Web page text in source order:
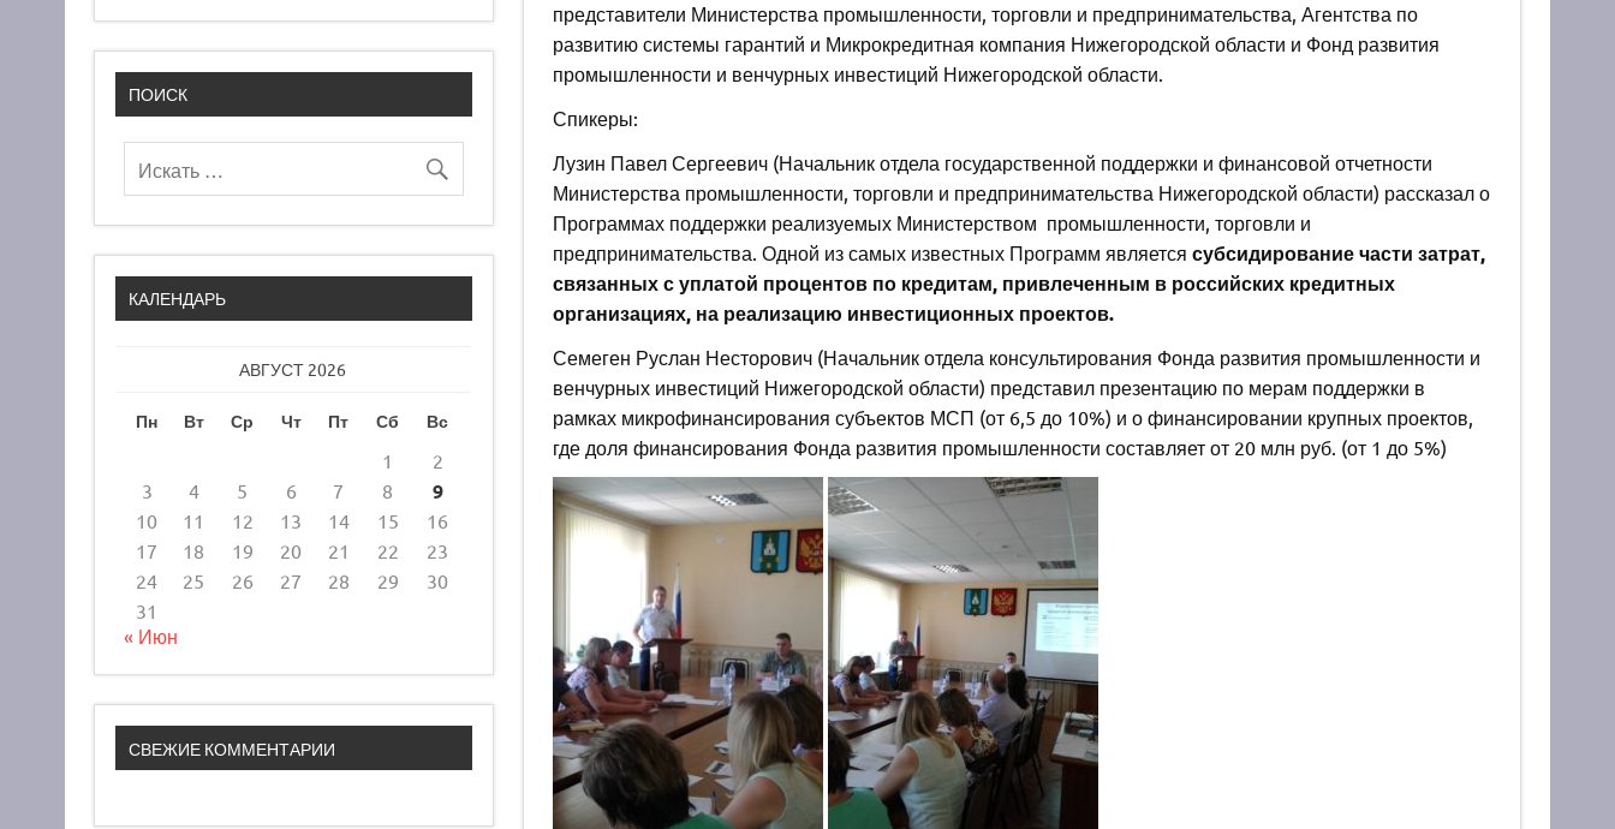
представители Министерства промышленности, торговли и предпринимательства, Агентства по
развитию системы гарантий и Микрокредитная компания Нижегородской области и Фонд развития
промышленности и венчурных инвестиций Нижегородской области.
Спикеры:
Лузин Павел Сергеевич (Начальник отдела государственной поддержки и финансовой отчетности
Министерства промышленности, торговли и предпринимательства Нижегородской области) рассказал о
Программах поддержки реализуемых Министерством промышленности, торговли и
предпринимательства. Одной из самых известных Программ является субсидирование части затрат,
связанных с уплатой процентов по кредитам, привлеченным в российских кредитных
организациях, на реализацию инвестиционных проектов.
Семеген Руслан Несторович (Начальник отдела консультирования Фонда развития промышленности и
венчурных инвестиций Нижегородской области) представил презентацию по мерам поддержки в
рамках микрофинансирования субъектов МСП (от 6,5 до 10%) и о финансировании крупных проектов,
где доля финансирования Фонда развития промышленности составляет от 20 млн руб. (от 1 до 5%)
ПОИСК
КАЛЕНДАРЬ
АВГУСТ 2026
Пн Вт Ср Чт Пт Сб Вс
1
2
3
4 5 6 7 8 9
10 11 12 13 14 15
16
17
18 19 20 21 22
23
24
25 26 27 28 29
30
31
« Июн
СВЕЖИЕ КОММЕНТАРИИ